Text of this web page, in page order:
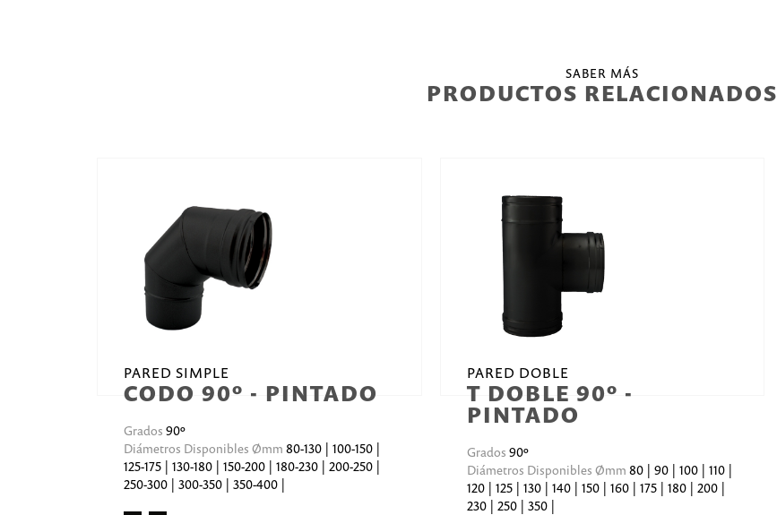
SABER MÁS
PRODUCTOS RELACIONADOS
PARED SIMPLE
CODO 90º - PINTADO
Grados 90º
Diámetros Disponibles Ømm 80-130 | 100-150 |
125-175 | 130-180 | 150-200 | 180-230 | 200-250 |
250-300 | 300-350 | 350-400 |
PARED DOBLE
T DOBLE 90º -
PINTADO
Grados 90º
Diámetros Disponibles Ømm 80 | 90 | 100 | 110 |
120 | 125 | 130 | 140 | 150 | 160 | 175 | 180 | 200 |
230 | 250 | 350 |